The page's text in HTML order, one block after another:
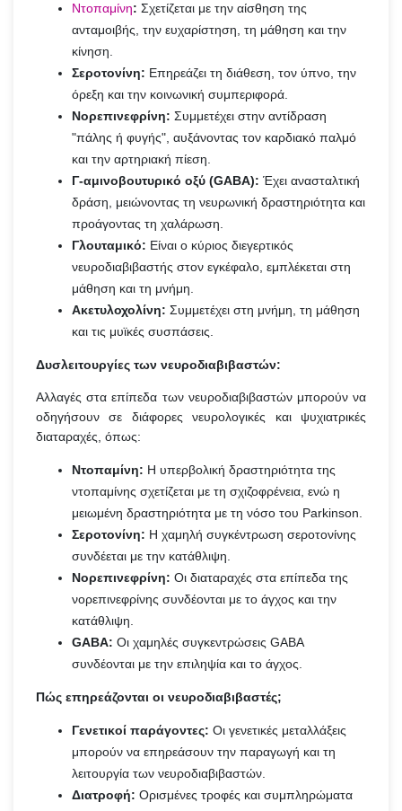
Ντοπαμίνη: Σχετίζεται με την αίσθηση της
ανταμοιβής, την ευχαρίστηση, τη μάθηση και την
κίνηση.
Σεροτονίνη: Επηρεάζει τη διάθεση, τον ύπνο, την
όρεξη και την κοινωνική συμπεριφορά.
Νορεπινεφρίνη: Συμμετέχει στην αντίδραση
"πάλης ή φυγής", αυξάνοντας τον καρδιακό παλμό
και την αρτηριακή πίεση.
Γ-αμινοβουτυρικό οξύ (GABA): Έχει ανασταλτική
δράση, μειώνοντας τη νευρωνική δραστηριότητα και
προάγοντας τη χαλάρωση.
Γλουταμικό: Είναι ο κύριος διεγερτικός
νευροδιαβιβαστής στον εγκέφαλο, εμπλέκεται στη
μάθηση και τη μνήμη.
Ακετυλοχολίνη: Συμμετέχει στη μνήμη, τη μάθηση
και τις μυϊκές συσπάσεις.
Δυσλειτουργίες των νευροδιαβιβαστών:
Αλλαγές στα επίπεδα των νευροδιαβιβαστών μπορούν να
οδηγήσουν σε διάφορες νευρολογικές και ψυχιατρικές
διαταραχές, όπως:
Ντοπαμίνη: Η υπερβολική δραστηριότητα της
ντοπαμίνης σχετίζεται με τη σχιζοφρένεια, ενώ η
μειωμένη δραστηριότητα με τη νόσο του Parkinson.
Σεροτονίνη: Η χαμηλή συγκέντρωση σεροτονίνης
συνδέεται με την κατάθλιψη.
Νορεπινεφρίνη: Οι διαταραχές στα επίπεδα της
νορεπινεφρίνης συνδέονται με το άγχος και την
κατάθλιψη.
GABA: Οι χαμηλές συγκεντρώσεις GABA
συνδέονται με την επιληψία και το άγχος.
Πώς επηρεάζονται οι νευροδιαβιβαστές;
Γενετικοί παράγοντες: Οι γενετικές μεταλλάξεις
μπορούν να επηρεάσουν την παραγωγή και τη
λειτουργία των νευροδιαβιβαστών.
Διατροφή: Ορισμένες τροφές και συμπληρώματα